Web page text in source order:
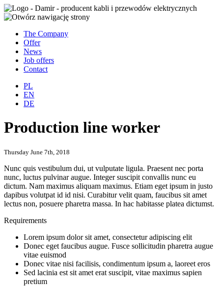
The Company
Offer
News
Job offers
Contact
PL
EN
DE
Production line worker
Thursday June 7th, 2018
Nunc quis vestibulum dui, ut vulputate ligula. Praesent nec porta
nunc, luctus pulvinar augue. Integer suscipit convallis nunc eu
dictum. Nam maximus aliquam maximus. Etiam eget ipsum in justo
dapibus volutpat id id nisi. Curabitur velit quam, faucibus sit amet
lectus non, posuere pharetra massa. In hac habitasse platea dictumst.
Requirements
Lorem ipsum dolor sit amet, consectetur adipiscing elit
Donec eget faucibus augue. Fusce sollicitudin pharetra augue
vitae euismod
Donec vitae nisi facilisis, condimentum ipsum a, laoreet eros
Sed lacinia est sit amet erat suscipit, vitae maximus sapien
pretium